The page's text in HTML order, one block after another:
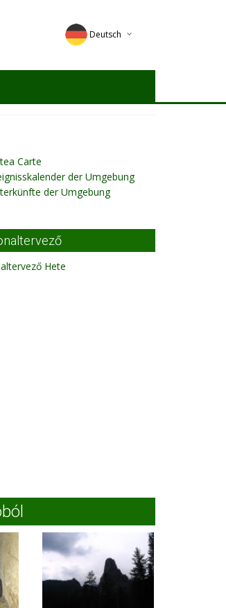
Deutsch
English
Carte
der Umgebung
der Umgebung
Hete